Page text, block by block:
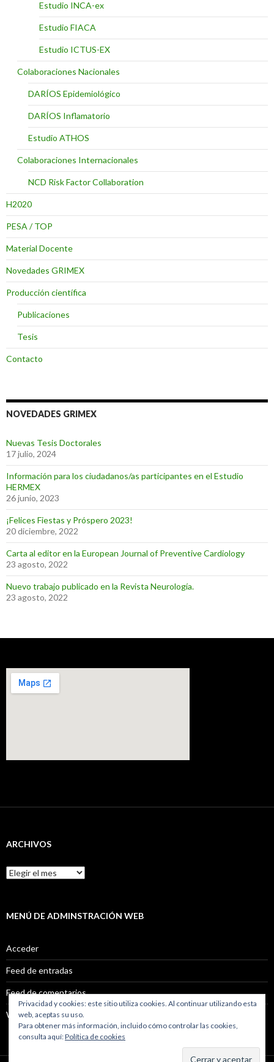
Estudio INCA-ex
Estudio FIACA
Estudio ICTUS-EX
Colaboraciones Nacionales
DARÍOS Epidemiológico
DARÍOS Inflamatorio
Estudio ATHOS
Colaboraciones Internacionales
NCD Risk Factor Collaboration
H2020
PESA / TOP
Material Docente
Novedades GRIMEX
Producción científica
Publicaciones
Tesis
Contacto
NOVEDADES GRIMEX
Nuevas Tesis Doctorales
17 julio, 2024
Información para los ciudadanos/as participantes en el Estudio
HERMEX
26 junio, 2023
¡Felices Fiestas y Próspero 2023!
20 diciembre, 2022
Carta al editor en la European Journal of Preventive Cardiology
23 agosto, 2022
Nuevo trabajo publicado en la Revista Neurología.
23 agosto, 2022
ARCHIVOS
Archivos
MENÚ DE ADMINSTRACIÓN WEB
Acceder
Feed de entradas
Feed de comentarios
WordPress.org
Privacidad y cookies: este sitio utiliza cookies. Al continuar utilizando esta
web, aceptas su uso.
Para obtener más información, incluido cómo controlar las cookies,
consulta aquí:Política de cookies